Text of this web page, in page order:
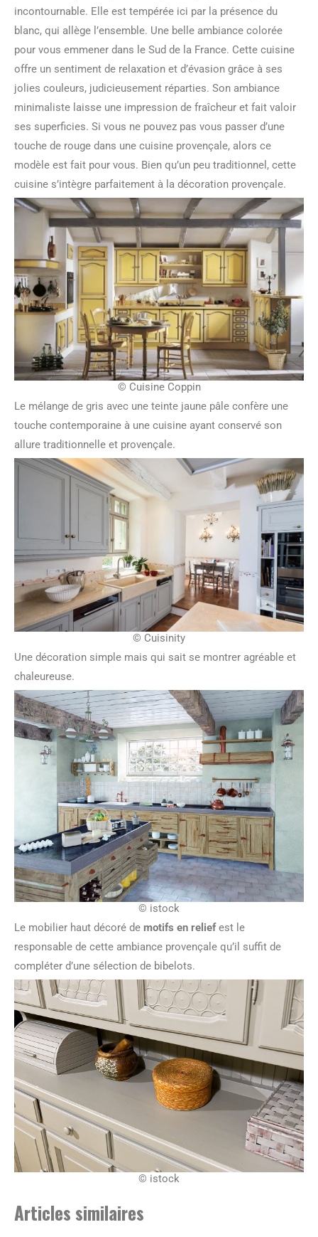
incontournable. Elle est tempérée ici par la présence du
blanc, qui allège l’ensemble. Une belle ambiance colorée
pour vous emmener dans le Sud de la France. Cette cuisine
offre un sentiment de relaxation et d’évasion grâce à ses
jolies couleurs, judicieusement réparties. Son ambiance
minimaliste laisse une impression de fraîcheur et fait valoir
ses superficies. Si vous ne pouvez pas vous passer d’une
touche de rouge dans une cuisine provençale, alors ce
modèle est fait pour vous. Bien qu’un peu traditionnel, cette
cuisine s’intègre parfaitement à la décoration provençale.
© Cuisine Coppin
Le mélange de gris avec une teinte jaune pâle confère une
touche contemporaine à une cuisine ayant conservé son
allure traditionnelle et provençale.
© Cuisinity
Une décoration simple mais qui sait se montrer agréable et
chaleureuse.
© istock
Le mobilier haut décoré de motifs en reliefest le
responsable de cette ambiance provençale qu’il suffit de
compléter d’une sélection de bibelots.
© istock
Articles similaires